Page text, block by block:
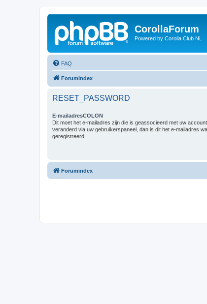
CorollaForum
Powered by Corolla Club NL
FAQ
Forumindex
RESET_PASSWORD
E-mailadresCOLON
Dit moet het e-mailadres zijn die is geassocieerd met uw
veranderd via uw gebruikerspaneel, dan is dit het e-mailadres
geregistreerd.
Forumindex